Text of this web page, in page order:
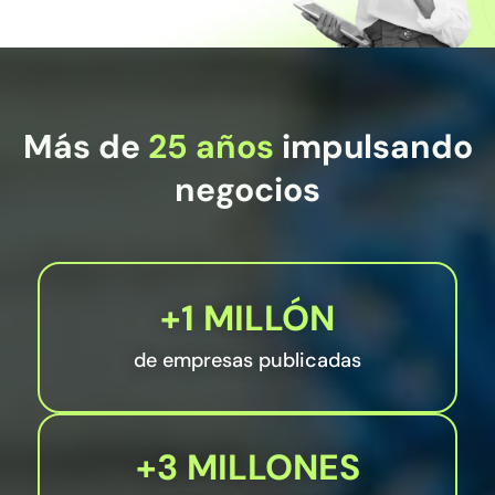
Más de 25 años impulsando
negocios
+1 MILLÓN
de empresas publicadas
+3 MILLONES